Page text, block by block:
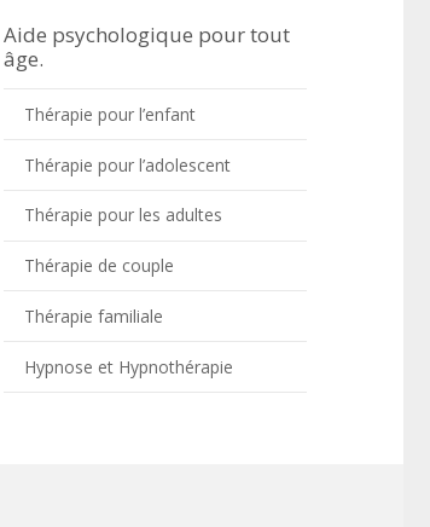
Aide psychologique pour tout
âge.
Thérapie pour l’enfant
Thérapie pour l’adolescent
Thérapie pour les adultes
Thérapie de couple
Thérapie familiale
Hypnose et Hypnothérapie